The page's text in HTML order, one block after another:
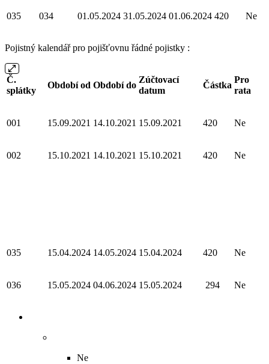
035 034 01.05.2024 31.05.2024 01.06.2024 420 Ne
Pojistný kalendář pro pojišťovnu řádné pojistky :
Č.
splátky
Období od Období do
Zúčtovací
datum
Částka
Pro
rata
001 15.09.2021 14.10.2021 15.09.2021 420 Ne
002 15.10.2021 14.10.2021 15.10.2021 420 Ne
035 15.04.2024 14.05.2024 15.04.2024 420 Ne
036 15.05.2024 04.06.2024 15.05.2024 294 Ne
Ne